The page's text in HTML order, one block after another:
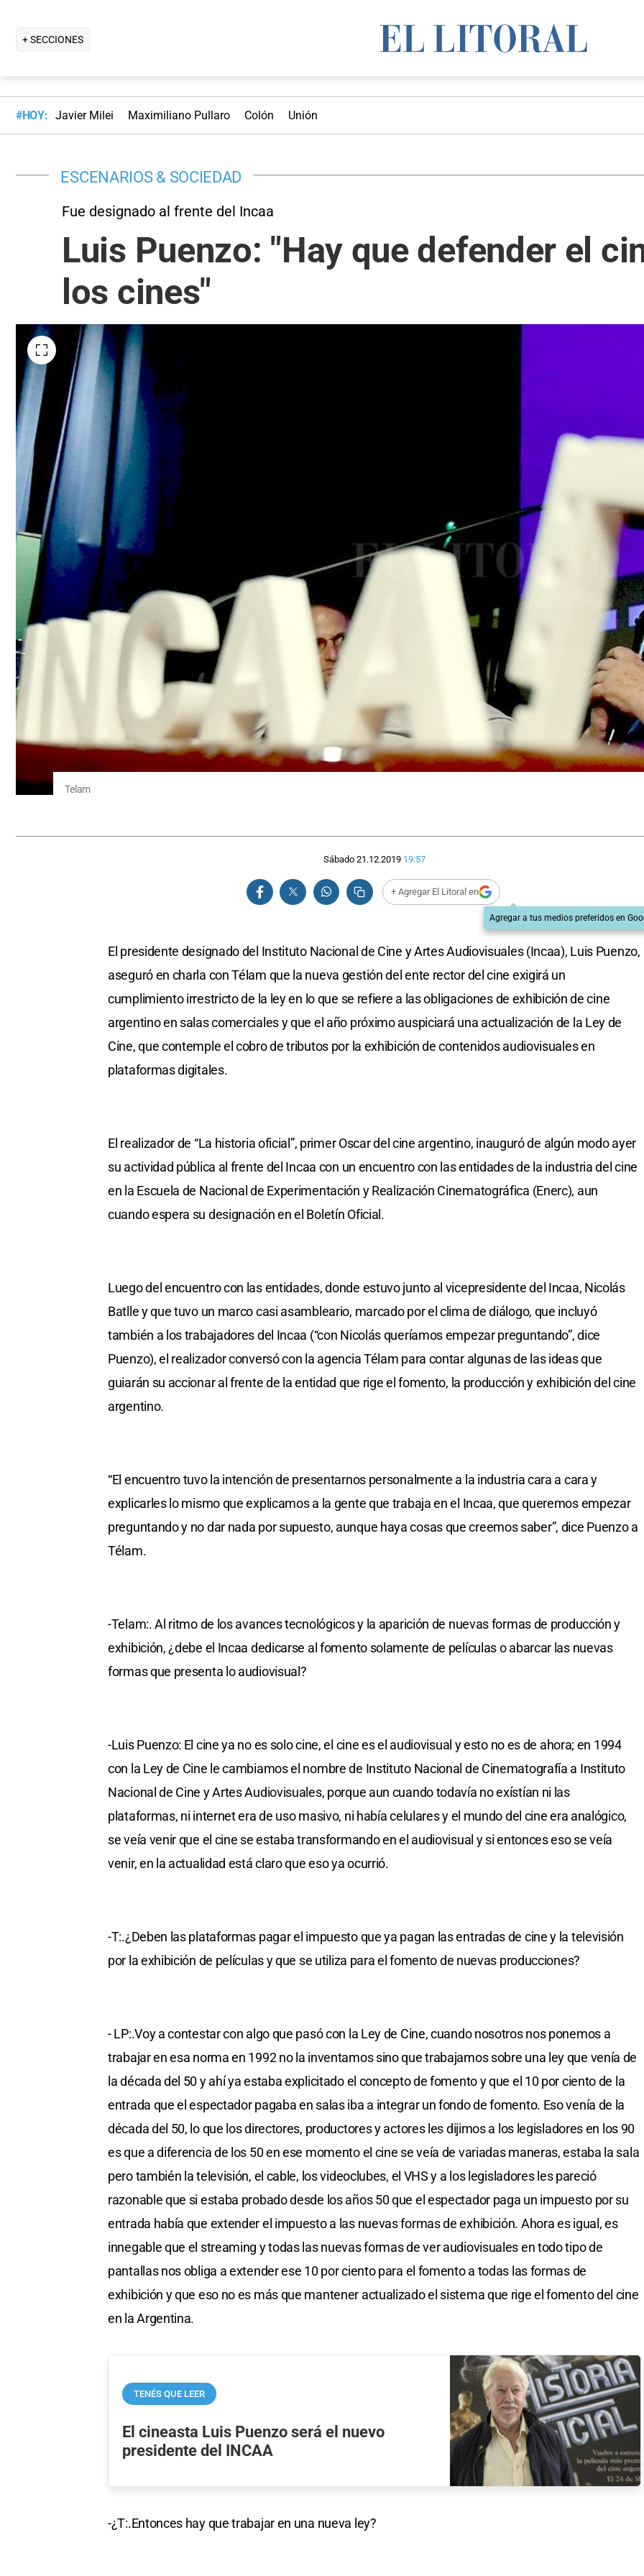
+ SECCIONES
#HOY: Javier Milei Maximiliano Pullaro Colón Unión
ESCENARIOS & SOCIEDAD
Fue designado al frente del Incaa
Luis Puenzo: "Hay que defender el
los cines"
Telam
Sábado 21.12.2019 19:57
+ Agregar El Litoral en
Agregar a tus medios preferidos en
El presidente designado del Instituto Nacional de Cine y Artes Audiovisuales (Incaa), Luis Puenzo,
aseguró en charla con Télam que la nueva gestión del ente rector del cine exigirá un
cumplimiento irrestricto de la ley en lo que se refiere a las obligaciones de exhibición de cine
argentino en salas comerciales y que el año próximo auspiciará una actualización de la Ley de
Cine, que contemple el cobro de tributos por la exhibición de contenidos audiovisuales en
plataformas digitales.
El realizador de “La historia oficial”, primer Oscar del cine argentino, inauguró de algún modo ayer
su actividad pública al frente del Incaa con un encuentro con las entidades de la industria del cine
en la Escuela de Nacional de Experimentación y Realización Cinematográfica (Enerc), aun
cuando espera su designación en el Boletín Oficial.
Luego del encuentro con las entidades, donde estuvo junto al vicepresidente del Incaa, Nicolás
Batlle y que tuvo un marco casi asambleario, marcado por el clima de diálogo, que incluyó
también a los trabajadores del Incaa (“con Nicolás queríamos empezar preguntando”, dice
Puenzo), el realizador conversó con la agencia Télam para contar algunas de las ideas que
guiarán su accionar al frente de la entidad que rige el fomento, la producción y exhibición del cine
argentino.
“El encuentro tuvo la intención de presentarnos personalmente a la industria cara a cara y
explicarles lo mismo que explicamos a la gente que trabaja en el Incaa, que queremos empezar
preguntando y no dar nada por supuesto, aunque haya cosas que creemos saber”, dice Puenzo a
Télam.
-Telam:. Al ritmo de los avances tecnológicos y la aparición de nuevas formas de producción y
exhibición, ¿debe el Incaa dedicarse al fomento solamente de películas o abarcar las nuevas
formas que presenta lo audiovisual?
-Luis Puenzo: El cine ya no es solo cine, el cine es el audiovisual y esto no es de ahora; en 1994
con la Ley de Cine le cambiamos el nombre de Instituto Nacional de Cinematografía a Instituto
Nacional de Cine y Artes Audiovisuales, porque aun cuando todavía no exístían ni las
plataformas, ni internet era de uso masivo, ni había celulares y el mundo del cine era analógico,
se veía venir que el cine se estaba transformando en el audiovisual y si entonces eso se veía
venir, en la actualidad está claro que eso ya ocurrió.
-T:.¿Deben las plataformas pagar el impuesto que ya pagan las entradas de cine y la televisión
por la exhibición de películas y que se utiliza para el fomento de nuevas producciones?
- LP:.Voy a contestar con algo que pasó con la Ley de Cine, cuando nosotros nos ponemos a
trabajar en esa norma en 1992 no la inventamos sino que trabajamos sobre una ley que venía de
la década del 50 y ahí ya estaba explicitado el concepto de fomento y que el 10 por ciento de la
entrada que el espectador pagaba en salas iba a integrar un fondo de fomento. Eso venía de la
década del 50, lo que los directores, productores y actores les dijimos a los legisladores en los 90
es que a diferencia de los 50 en ese momento el cine se veía de variadas maneras, estaba la sala
pero también la televisión, el cable, los videoclubes, el VHS y a los legisladores les pareció
razonable que si estaba probado desde los años 50 que el espectador paga un impuesto por su
entrada había que extender el impuesto a las nuevas formas de exhibición. Ahora es igual, es
innegable que el streaming y todas las nuevas formas de ver audiovisuales en todo tipo de
pantallas nos obliga a extender ese 10 por ciento para el fomento a todas las formas de
exhibición y que eso no es más que mantener actualizado el sistema que rige el fomento del cine
en la Argentina.
TENÉS QUE LEER
El cineasta Luis Puenzo será el nuevo
presidente del INCAA
-¿T:.Entonces hay que trabajar en una nueva ley?